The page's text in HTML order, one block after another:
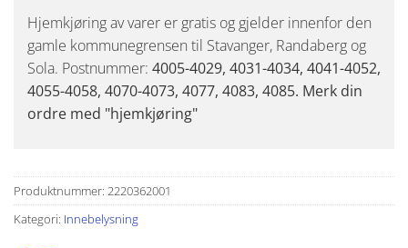
Hjemkjøring av varer er gratis og gjelder innenfor den
gamle kommunegrensen til Stavanger, Randaberg og
Sola. Postnummer: 4005-4029, 4031-4034, 4041-4052,
4055-4058, 4070-4073, 4077, 4083, 4085. Merk din
ordre med "hjemkjøring"
Produktnummer: 2220362001
Kategori: Innebelysning